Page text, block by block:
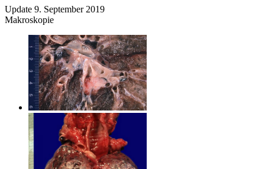
Update 9. September 2019
Makroskopie